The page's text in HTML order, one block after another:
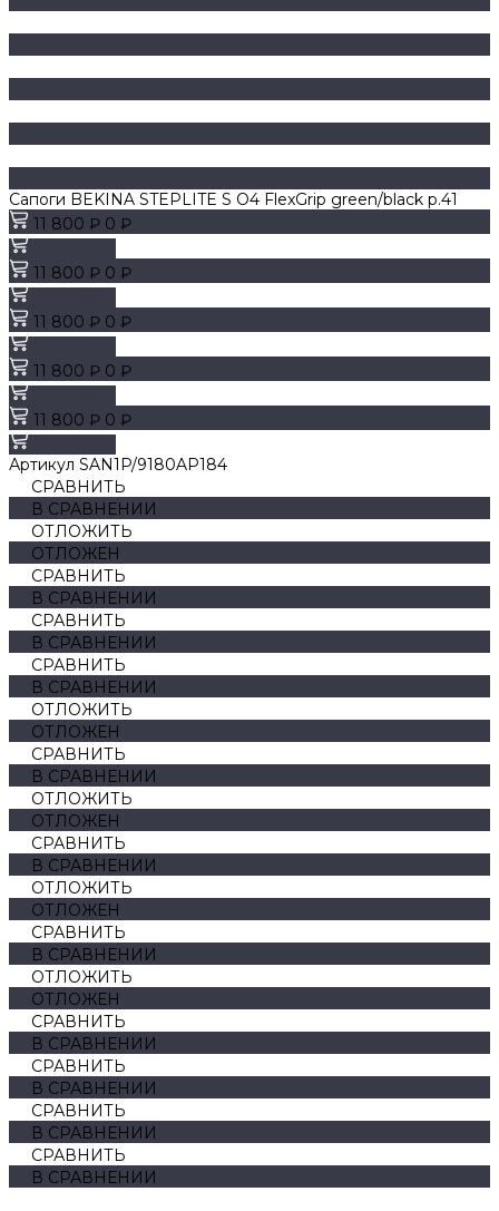
Сапоги BEKINA STEPLITE S O4 FlexGrip green/black p.41
11 800 ₽ 0 ₽
11 800 ₽ 0 ₽
11 800 ₽ 0 ₽
11 800 ₽ 0 ₽
11 800 ₽ 0 ₽
Артикул SAN1P/9180AP184
СРАВНИТЬ
В СРАВНЕНИИ
ОТЛОЖИТЬ
ОТЛОЖЕН
СРАВНИТЬ
В СРАВНЕНИИ
СРАВНИТЬ
В СРАВНЕНИИ
СРАВНИТЬ
В СРАВНЕНИИ
ОТЛОЖИТЬ
ОТЛОЖЕН
СРАВНИТЬ
В СРАВНЕНИИ
ОТЛОЖИТЬ
ОТЛОЖЕН
СРАВНИТЬ
В СРАВНЕНИИ
ОТЛОЖИТЬ
ОТЛОЖЕН
СРАВНИТЬ
В СРАВНЕНИИ
ОТЛОЖИТЬ
ОТЛОЖЕН
СРАВНИТЬ
В СРАВНЕНИИ
СРАВНИТЬ
В СРАВНЕНИИ
СРАВНИТЬ
В СРАВНЕНИИ
СРАВНИТЬ
В СРАВНЕНИИ